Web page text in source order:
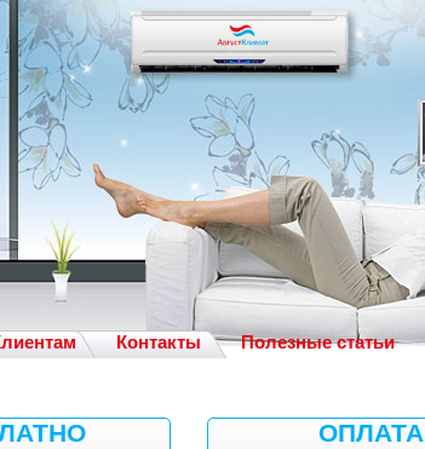
Контакты
Полезные статьи
ОПЛАТА